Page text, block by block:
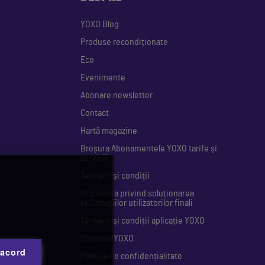
YOXO Blog
Produse recondiționate
Eco
Evenimente
Abonare newsletter
Contact
Hartă magazine
Broșura Abonamentele YOXO tarife și
servicii
Termeni și condiții
Procedura privind soluționarea
reclamațiilor utilizatorilor finali
Termeni și condiții aplicație YOXO
Contract YOXO
Politica de confidențialitate